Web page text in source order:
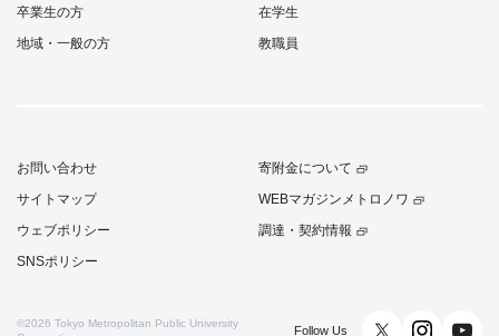
卒業生の方
地域・一般の方
在学生
教職員
お問い合わせ
サイトマップ
ウェブポリシー
SNSポリシー
寄附金について
WEBマガジンメトロノワ
調達・契約情報
©2026 Tokyo Metropolitan Public University
Follow Us